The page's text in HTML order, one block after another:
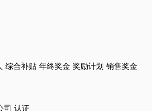
综合补贴 年终奖金 奖励计划 销售奖金
司 认证